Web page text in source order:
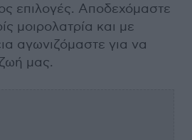
επιλογές. Αποδεχόμαστε
μοιρολατρία και με
αγωνιζόμαστε για να
μας.